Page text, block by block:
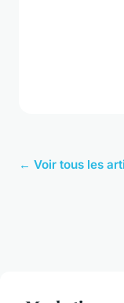
← Voir tous les